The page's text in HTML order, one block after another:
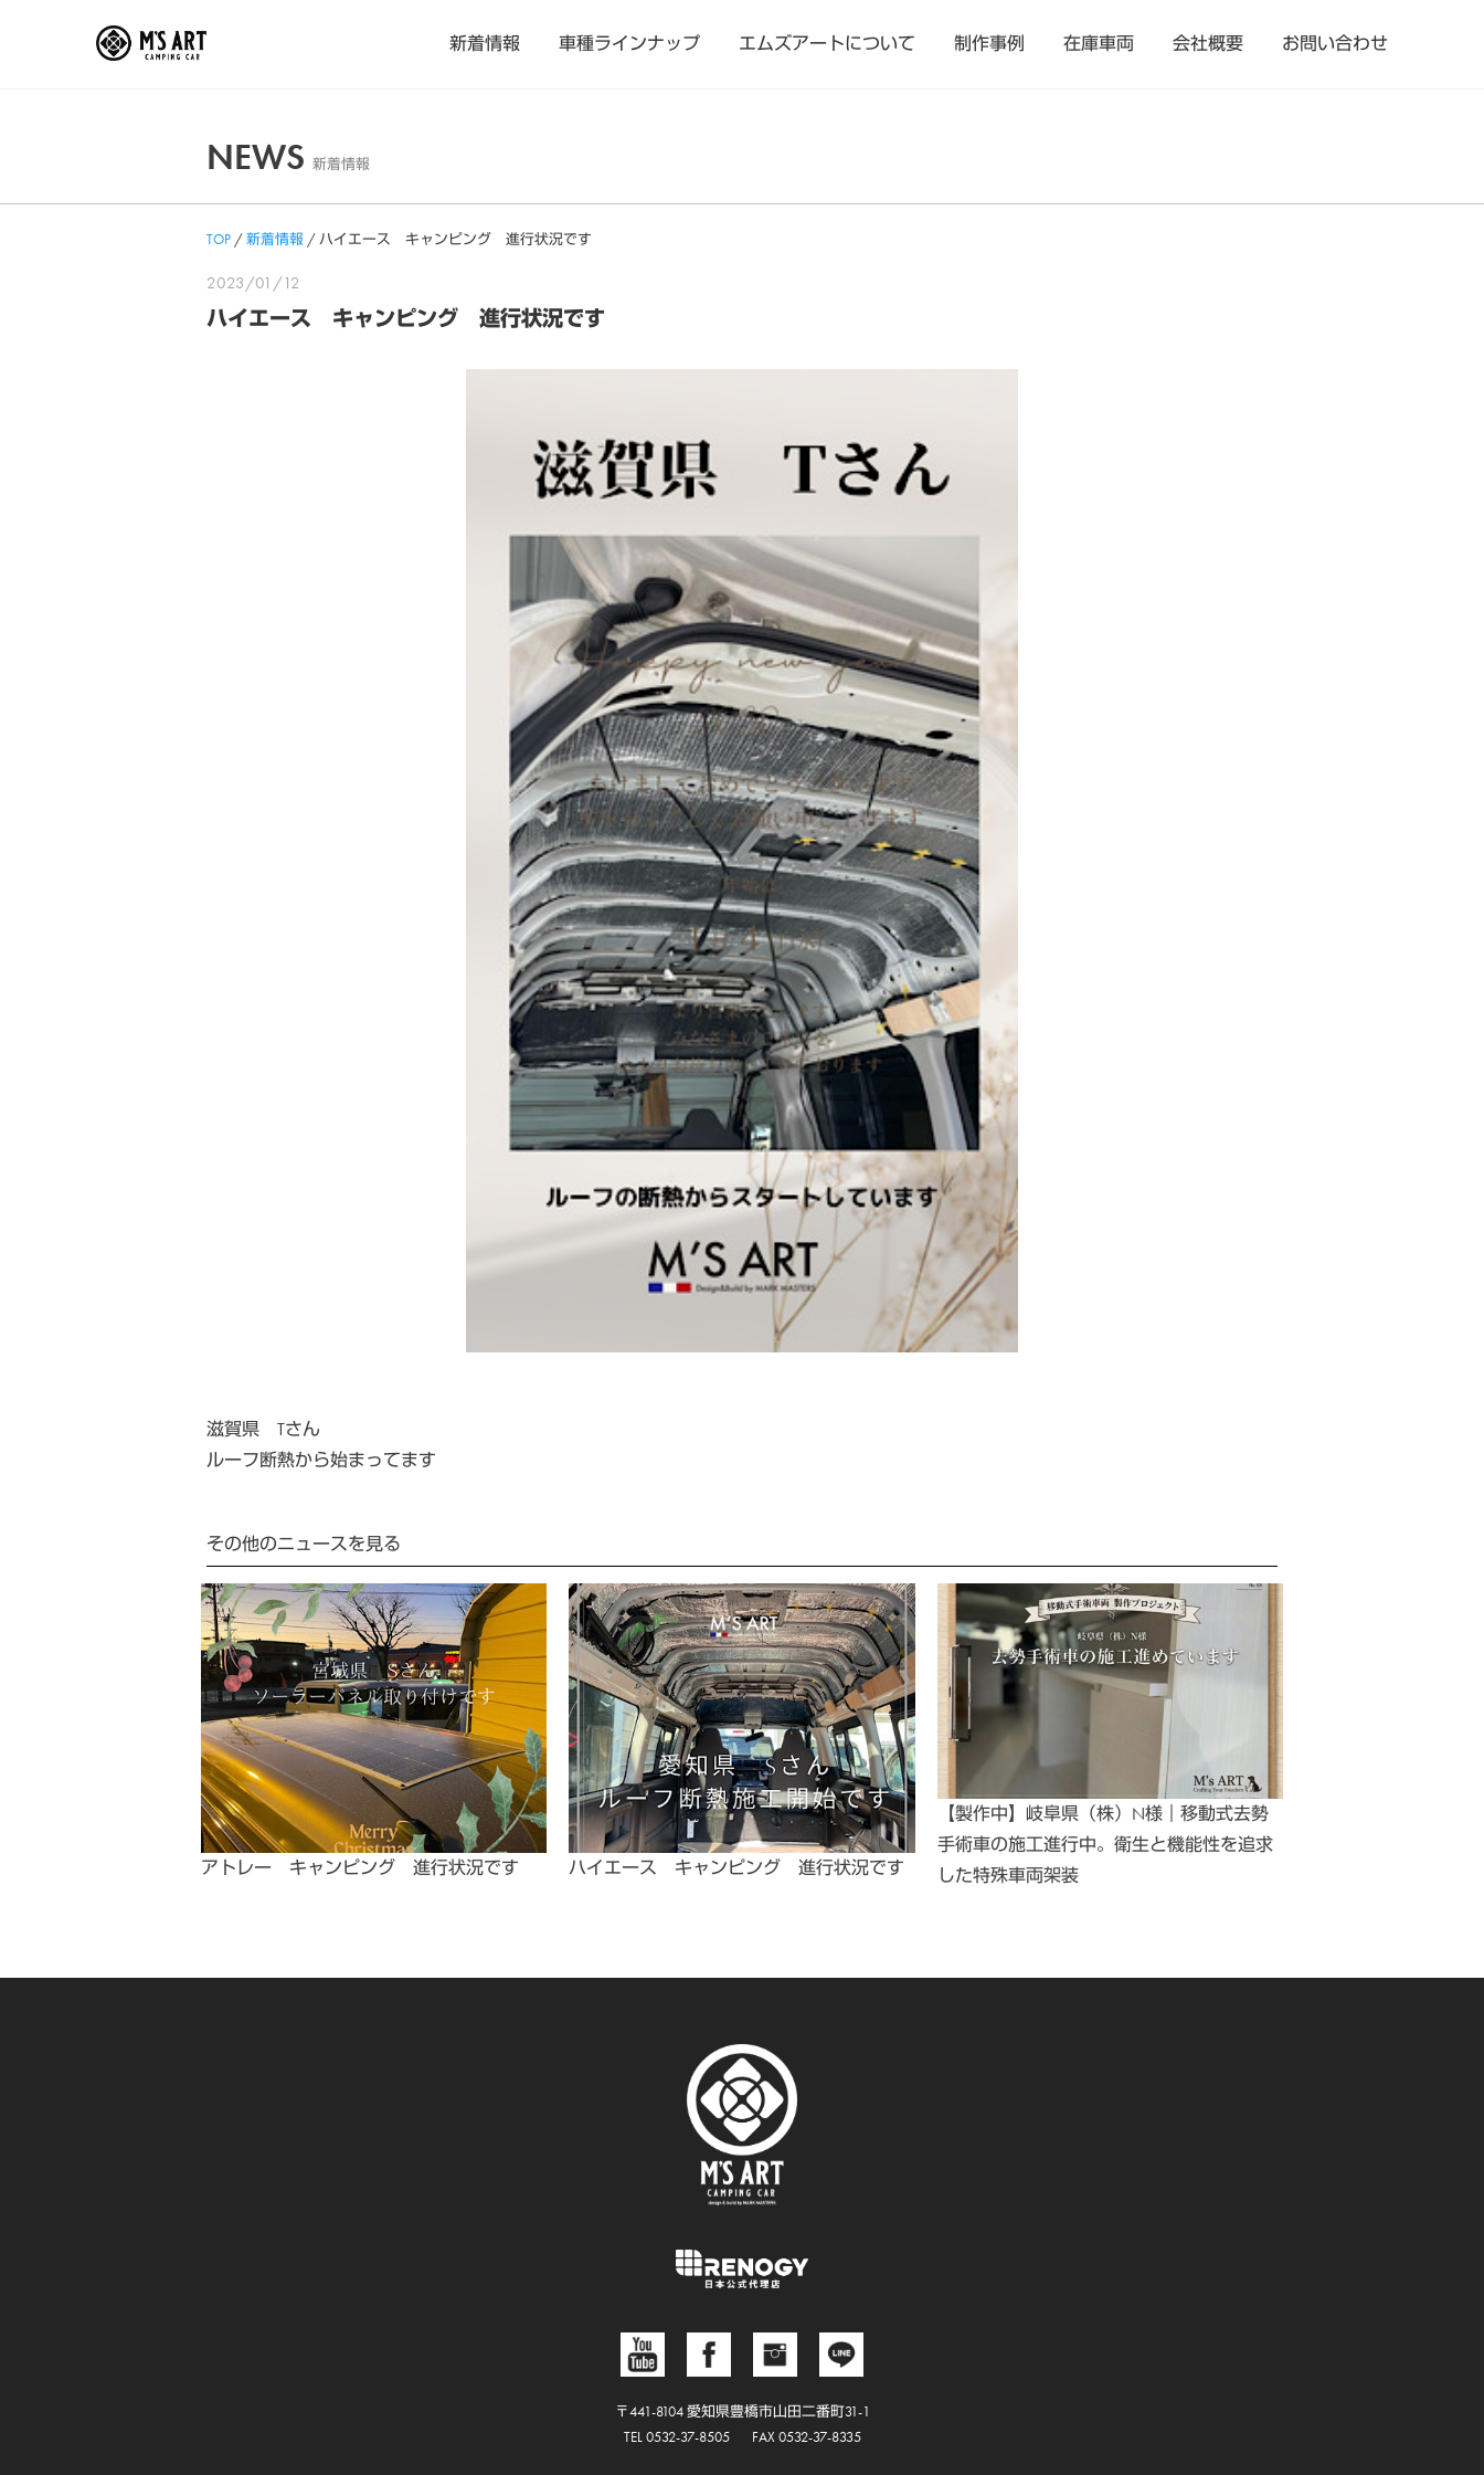
新着情報 車種ラインナップ エムズアートについて 制作事例 在庫車両 会社概要 お問い合わせ
NEWS 新着情報
TOP /新着情報 /ハイエース キャンピング 進行状況です
2023/01/12
ハイエース キャンピング 進行状況です
滋賀県 Tさん
ルーフ断熱から始まってます
その他のニュースを見る
アトレー キャンピング 進行状況です ハイエース キャンピング 進行状況です
【製作中】岐阜県（株）N様｜移動式去勢
手術車の施工進行中。衛生と機能性を追求
した特殊車両架装
〒441-8104 愛知県豊橋市山田二番町31-1
TEL 0532-37-8505
FAX 0532-37-8335